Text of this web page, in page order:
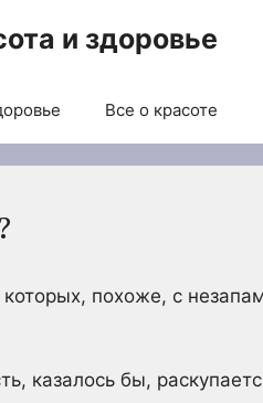
и здоровье
Все о красоте
похоже, с
казалось бы,